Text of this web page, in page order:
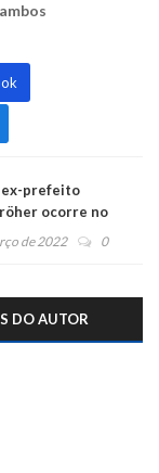
prefeito
ocorre no
de 2022 0
DO AUTOR